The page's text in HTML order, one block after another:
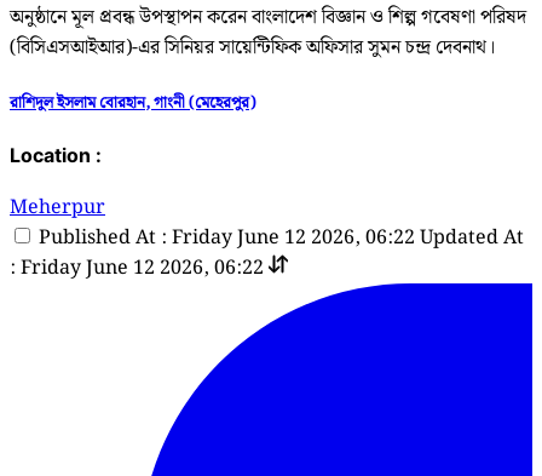
অনুষ্ঠানে মূল প্রবন্ধ উপস্থাপন করেন বাংলাদেশ বিজ্ঞান ও শিল্প গবেষণা পরিষদ
(বিসিএসআইআর)-এর সিনিয়র সায়েন্টিফিক অফিসার সুমন চন্দ্র দেবনাথ।
রাশিদুল ইসলাম বোরহান, গাংনী (মেহেরপুর)
Location :
Meherpur
Published At : Friday June 12 2026, 06:22 Updated At
: Friday June 12 2026, 06:22